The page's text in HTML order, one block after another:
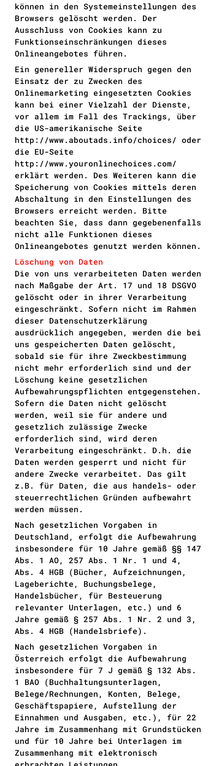
können in den Systemeinstellungen des
Browsers gelöscht werden. Der
Ausschluss von Cookies kann zu
Funktionseinschränkungen dieses
Onlineangebotes führen.
Ein genereller Widerspruch gegen den
Einsatz der zu Zwecken des
Onlinemarketing eingesetzten Cookies
kann bei einer Vielzahl der Dienste,
vor allem im Fall des Trackings, über
die US-amerikanische Seite
http://www.aboutads.info/choices/ oder
die EU-Seite
http://www.youronlinechoices.com/
erklärt werden. Des Weiteren kann die
Speicherung von Cookies mittels deren
Abschaltung in den Einstellungen des
Browsers erreicht werden. Bitte
beachten Sie, dass dann gegebenenfalls
nicht alle Funktionen dieses
Onlineangebotes genutzt werden können.
Löschung von Daten
Die von uns verarbeiteten Daten werden
nach Maßgabe der Art. 17 und 18 DSGVO
gelöscht oder in ihrer Verarbeitung
eingeschränkt. Sofern nicht im Rahmen
dieser Datenschutzerklärung
ausdrücklich angegeben, werden die bei
uns gespeicherten Daten gelöscht,
sobald sie für ihre Zweckbestimmung
nicht mehr erforderlich sind und der
Löschung keine gesetzlichen
Aufbewahrungspflichten entgegenstehen.
Sofern die Daten nicht gelöscht
werden, weil sie für andere und
gesetzlich zulässige Zwecke
erforderlich sind, wird deren
Verarbeitung eingeschränkt. D.h. die
Daten werden gesperrt und nicht für
andere Zwecke verarbeitet. Das gilt
z.B. für Daten, die aus handels- oder
steuerrechtlichen Gründen aufbewahrt
werden müssen.
Nach gesetzlichen Vorgaben in
Deutschland, erfolgt die Aufbewahrung
insbesondere für 10 Jahre gemäß §§ 147
Abs. 1 AO, 257 Abs. 1 Nr. 1 und 4,
Abs. 4 HGB (Bücher, Aufzeichnungen,
Lageberichte, Buchungsbelege,
Handelsbücher, für Besteuerung
relevanter Unterlagen, etc.) und 6
Jahre gemäß § 257 Abs. 1 Nr. 2 und 3,
Abs. 4 HGB (Handelsbriefe).
Nach gesetzlichen Vorgaben in
Österreich erfolgt die Aufbewahrung
insbesondere für 7 J gemäß § 132 Abs.
1 BAO (Buchhaltungsunterlagen,
Belege/Rechnungen, Konten, Belege,
Geschäftspapiere, Aufstellung der
Einnahmen und Ausgaben, etc.), für 22
Jahre im Zusammenhang mit Grundstücken
und für 10 Jahre bei Unterlagen im
Zusammenhang mit elektronisch